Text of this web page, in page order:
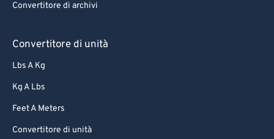
Convertitore di archivi
Convertitore di unità
Lbs A Kg
Kg A Lbs
Feet A Meters
Convertitore di unità